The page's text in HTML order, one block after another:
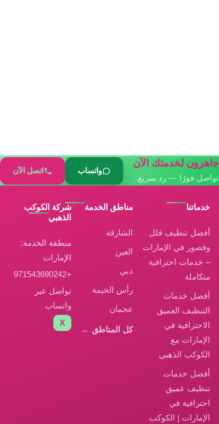
جاهزون لخدمتك الآن
تواصل فورًا — رد سريع.
واتساب اتصل الآن
خدماتنا
أفضل تنظيف فلل
وقصور في الإمارات
– خدمات احترافية
متكاملة
أفضل خدمات
التنظيف العميق
الاحترافية في
الإمارات مع
الكوكب الذهبي
أفضل خدمات
تنظيف عميق
احترافية في
الإمارات | الكوكب
مناطق الخدمة
الشارقة
العين
دبي
رأس الخيمة
عجمان
كل المناطق ←
شركة الكوكب
الذهبي
منطقة الخدمة:
الإمارات
+971543690242
تواصل عبر
واتساب
X